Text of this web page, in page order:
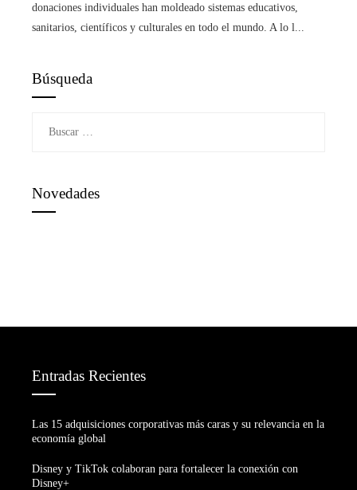
donaciones individuales han moldeado sistemas educativos,
sanitarios, científicos y culturales en todo el mundo. A lo l...
Búsqueda
Novedades
Entradas Recientes
Las 15 adquisiciones corporativas más caras y su relevancia en la
economía global
Disney y TikTok colaboran para fortalecer la conexión con
Disney+